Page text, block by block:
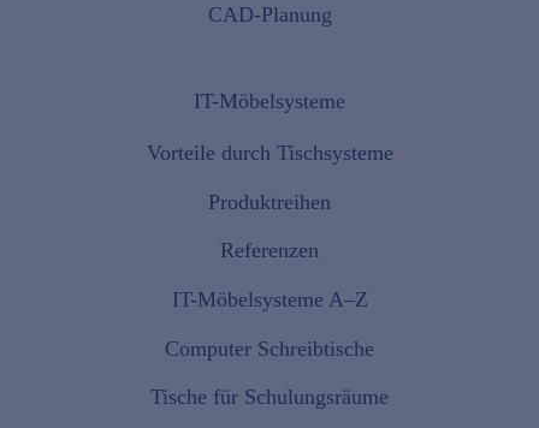
CAD-Planung
IT-Möbelsysteme
Vorteile durch Tischsysteme
Produktreihen
Referenzen
IT-Möbelsysteme A–Z
Computer Schreibtische
Tische für Schulungsräume